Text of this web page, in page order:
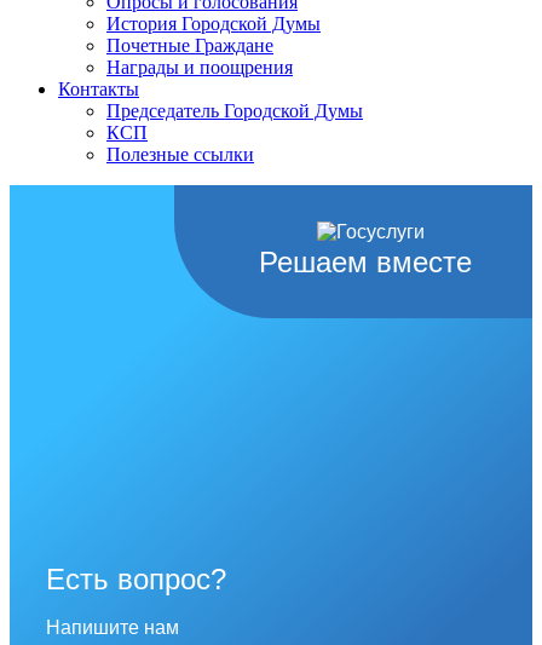
История Городской Думы
Почетные Граждане
Награды и поощрения
Контакты
Председатель Городской Думы
КСП
Полезные ссылки
Решаем вместе
Есть вопрос?
Напишите нам